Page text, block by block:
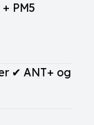
PM5
✔ ANT+ og